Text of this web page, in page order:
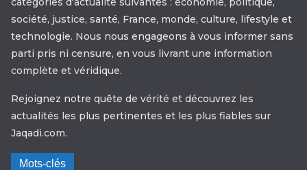
société, justice, santé, France, monde, culture, lifestyle et
technologie. Nous nous engageons à vous informer sans
parti pris ni censure, en vous livrant une information
complète et véridique.
Rejoignez notre quête de vérité et découvrez les
actualités les plus pertinentes et les plus fiables sur
Jaqadi.com.
Mots-clés